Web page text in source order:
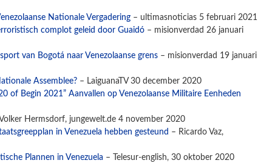
Nationale Vergadering – ultimasnoticias 5 februari 2021
complot geleid door Guaidó – misionverdad 26 januari
van Bogotá naar Venezolaanse grens – misionverdad 19 januari
Assemblee? – LaiguanaTV 30 december 2020
of Begin 2021” Aanvallen op Venezolaanse Militaire Eenheden
Hermsdorf, jungewelt.de 4 november 2020
in Venezuela hebben gesteund – Ricardo Vaz,
Plannen in Venezuela – Telesur-english, 30 oktober 2020